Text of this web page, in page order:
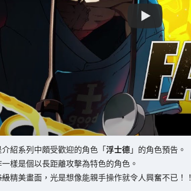
紹系列中頗受歡迎的角色「浮士德」的角色預告。
樣是個以長距離攻擊為特色的角色。
精美畫面，光是想像能親手操作就令人興奮不已！！